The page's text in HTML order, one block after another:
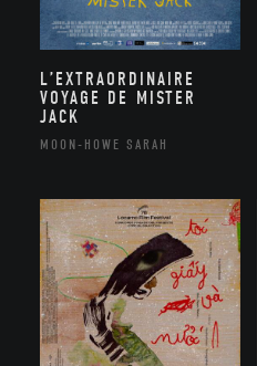
L’EXTRAORDINAIRE
VOYAGE DE MISTER
JACK
MOON-HOWE SARAH